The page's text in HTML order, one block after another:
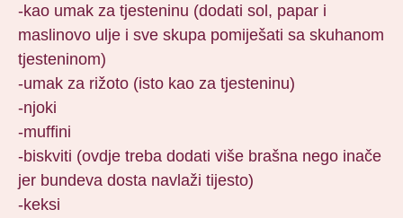
-kao umak za tjesteninu (dodati sol, papar i
maslinovo ulje i sve skupa pomiješati sa skuhanom
tjesteninom)
-umak za rižoto (isto kao za tjesteninu)
-njoki
-muffini
-biskviti (ovdje treba dodati više brašna nego inače
jer bundeva dosta navlaži tijesto)
-keksi